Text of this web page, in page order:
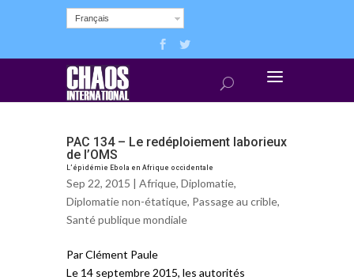
Français
PAC 134 – Le redéploiement laborieux
de l’OMS
L’épidémie Ebola en Afrique occidentale
Sep 22, 2015 | Afrique, Diplomatie,
Diplomatie non-étatique, Passage au crible,
Santé publique mondiale
Par Clément Paule
Le 14 septembre 2015, les autorités